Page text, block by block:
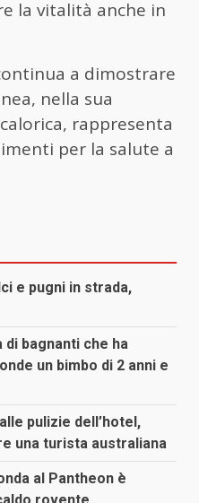
la vitalità anche in
a dimostrare
nella sua
rappresenta
per la salute a
e pugni in strada,
di bagnanti che ha
un bimbo di 2 anni e
pulizie dell’hotel,
una turista australiana
al Pantheon è
rovente